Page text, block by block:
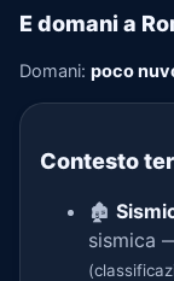
E domani a
Domani: poco
Contesto
🏚️
sismica